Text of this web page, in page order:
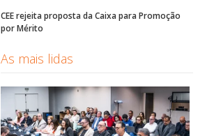
CEE rejeita proposta da Caixa para Promoção
por Mérito
As mais lidas